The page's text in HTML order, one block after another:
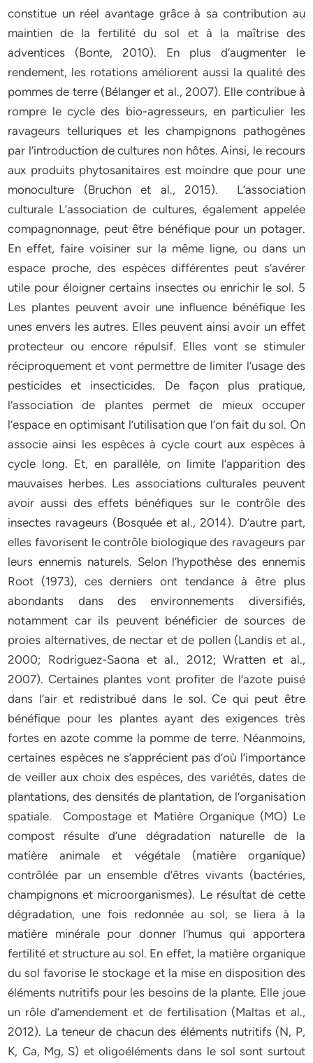
constitue un réel avantage grâce à sa contribution au
maintien de la fertilité du sol et à la maîtrise des
adventices (Bonte, 2010). En plus d’augmenter le
rendement, les rotations améliorent aussi la qualité des
pommes de terre (Bélanger et al., 2007). Elle contribue à
rompre le cycle des bio-agresseurs, en particulier les
ravageurs telluriques et les champignons pathogènes
par l’introduction de cultures non hôtes. Ainsi, le recours
aux produits phytosanitaires est moindre que pour une
monoculture (Bruchon et al., 2015). L’association
culturale L’association de cultures, également appelée
compagnonnage, peut être bénéfique pour un potager.
En effet, faire voisiner sur la même ligne, ou dans un
espace proche, des espèces différentes peut s’avérer
utile pour éloigner certains insectes ou enrichir le sol. 5
Les plantes peuvent avoir une influence bénéfique les
unes envers les autres. Elles peuvent ainsi avoir un effet
protecteur ou encore répulsif. Elles vont se stimuler
réciproquement et vont permettre de limiter l’usage des
pesticides et insecticides. De façon plus pratique,
l’association de plantes permet de mieux occuper
l’espace en optimisant l’utilisation que l’on fait du sol. On
associe ainsi les espèces à cycle court aux espèces à
cycle long. Et, en parallèle, on limite l’apparition des
mauvaises herbes. Les associations culturales peuvent
avoir aussi des effets bénéfiques sur le contrôle des
insectes ravageurs (Bosquée et al., 2014). D’autre part,
elles favorisent le contrôle biologique des ravageurs par
leurs ennemis naturels. Selon l’hypothèse des ennemis
Root (1973), ces derniers ont tendance à être plus
abondants dans des environnements diversifiés,
notamment car ils peuvent bénéficier de sources de
proies alternatives, de nectar et de pollen (Landis et al.,
2000; Rodriguez-Saona et al., 2012; Wratten et al.,
2007). Certaines plantes vont profiter de l’azote puisé
dans l’air et redistribué dans le sol. Ce qui peut être
bénéfique pour les plantes ayant des exigences très
fortes en azote comme la pomme de terre. Néanmoins,
certaines espèces ne s’apprécient pas d’où l’importance
de veiller aux choix des espèces, des variétés, dates de
plantations, des densités de plantation, de l’organisation
spatiale. Compostage et Matière Organique (MO) Le
compost résulte d’une dégradation naturelle de la
matière animale et végétale (matière organique)
contrôlée par un ensemble d’êtres vivants (bactéries,
champignons et microorganismes). Le résultat de cette
dégradation, une fois redonnée au sol, se liera à la
matière minérale pour donner l’humus qui apportera
fertilité et structure au sol. En effet, la matière organique
du sol favorise le stockage et la mise en disposition des
éléments nutritifs pour les besoins de la plante. Elle joue
un rôle d’amendement et de fertilisation (Maltas et al.,
2012). La teneur de chacun des éléments nutritifs (N, P,
K, Ca, Mg, S) et oligoéléments dans le sol sont surtout